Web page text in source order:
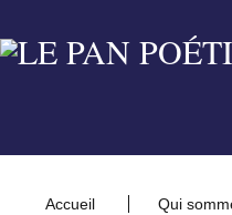
Accueil Qui